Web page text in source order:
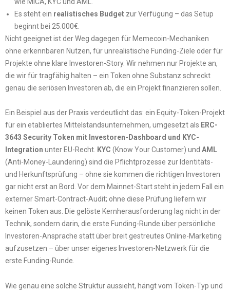
Es steht ein realistisches Budgetzur Verfügung – das Setup
beginnt bei 25.000€.
Nicht geeignet ist der Weg dagegen für Memecoin-Mechaniken
ohne erkennbaren Nutzen, für unrealistische Funding-Ziele oder für
Projekte ohne klare Investoren-Story. Wir nehmen nur Projekte an,
die wir für tragfähig halten – ein Token ohne Substanz schreckt
genau die seriösen Investoren ab, die ein Projekt finanzieren sollen.
Ein Beispiel aus der Praxis verdeutlicht das: ein Equity-Token-Projekt
für ein etabliertes Mittelstandsunternehmen, umgesetzt als ERC-
3643 Security Token mit Investoren-Dashboard und KYC-
Integration unter EU-Recht. KYC (Know Your Customer) und AML
(Anti-Money-Laundering) sind die Pflichtprozesse zur Identitäts-
und Herkunftsprüfung – ohne sie kommen die richtigen Investoren
gar nicht erst an Bord. Vor dem Mainnet-Start steht in jedem Fall ein
externer Smart-Contract-Audit; ohne diese Prüfung liefern wir
keinen Token aus. Die gelöste Kernherausforderung lag nicht in der
Technik, sondern darin, die erste Funding-Runde über persönliche
Investoren-Ansprache statt über breit gestreutes Online-Marketing
aufzusetzen – über unser eigenes Investoren-Netzwerk für die
erste Funding-Runde.
Wie genau eine solche Struktur aussieht, hängt vom Token-Typ und